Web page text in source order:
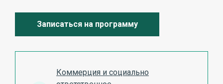
Записаться на программу
Коммерция и социально